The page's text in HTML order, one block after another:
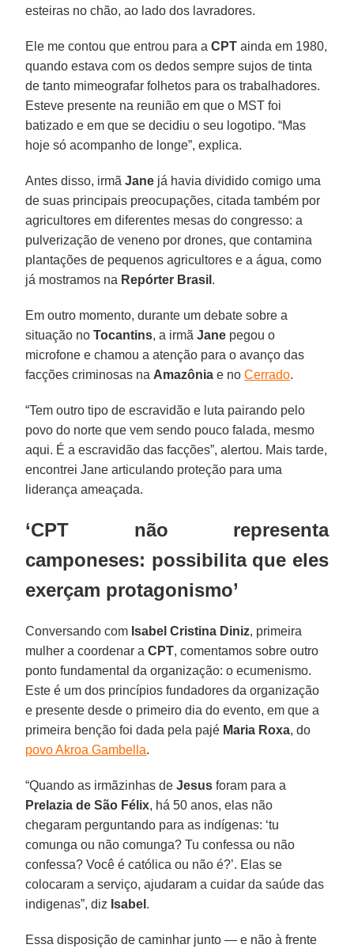
esteiras no chão, ao lado dos lavradores.
Ele me contou que entrou para aCPT ainda em 1980,
quando estava com os dedos sempre sujos de tinta
de tanto mimeografar folhetos para os trabalhadores.
Esteve presente na reunião em que o MST foi
batizado e em que se decidiu o seu logotipo. “Mas
hoje só acompanho de longe”, explica.
Antes disso, irmãJane já havia dividido comigo uma
de suas principais preocupações, citada também por
agricultores em diferentes mesas do congresso: a
pulverização de veneno por drones, que contamina
plantações de pequenos agricultores e a água, como
já mostramos na Repórter Brasil .
Em outro momento, durante um debate sobre a
situação noTocantins, a irmãJane pegou o
microfone e chamou a atenção para o avanço das
facções criminosas na Amazônia e noCerrado.
“Tem outro tipo de escravidão e luta pairando pelo
povo do norte que vem sendo pouco falada, mesmo
aqui. É a escravidão das facções”, alertou. Mais tarde,
encontrei Jane articulando proteção para uma
liderança ameaçada.
‘CPT não representa
camponeses: possibilita que eles
exerçam protagonismo’
Conversando com Isabel Cristina Diniz, primeira
mulher a coordenar aCPT, comentamos sobre outro
ponto fundamental da organização: o ecumenismo.
Este é um dos princípios fundadores da organização
e presente desde o primeiro dia do evento, em que a
primeira benção foi dada pela pajé Maria Roxa, do
povo Akroa Gambella.
“Quando as irmãzinhas deJesus foram para a
Prelazia de São Félix, há 50 anos, elas não
chegaram perguntando para as indígenas: ‘tu
comunga ou não comunga? Tu confessa ou não
confessa? Você é católica ou não é?’. Elas se
colocaram a serviço, ajudaram a cuidar da saúde das
indigenas”, diz Isabel .
Essa disposição de caminhar junto — e não à frente